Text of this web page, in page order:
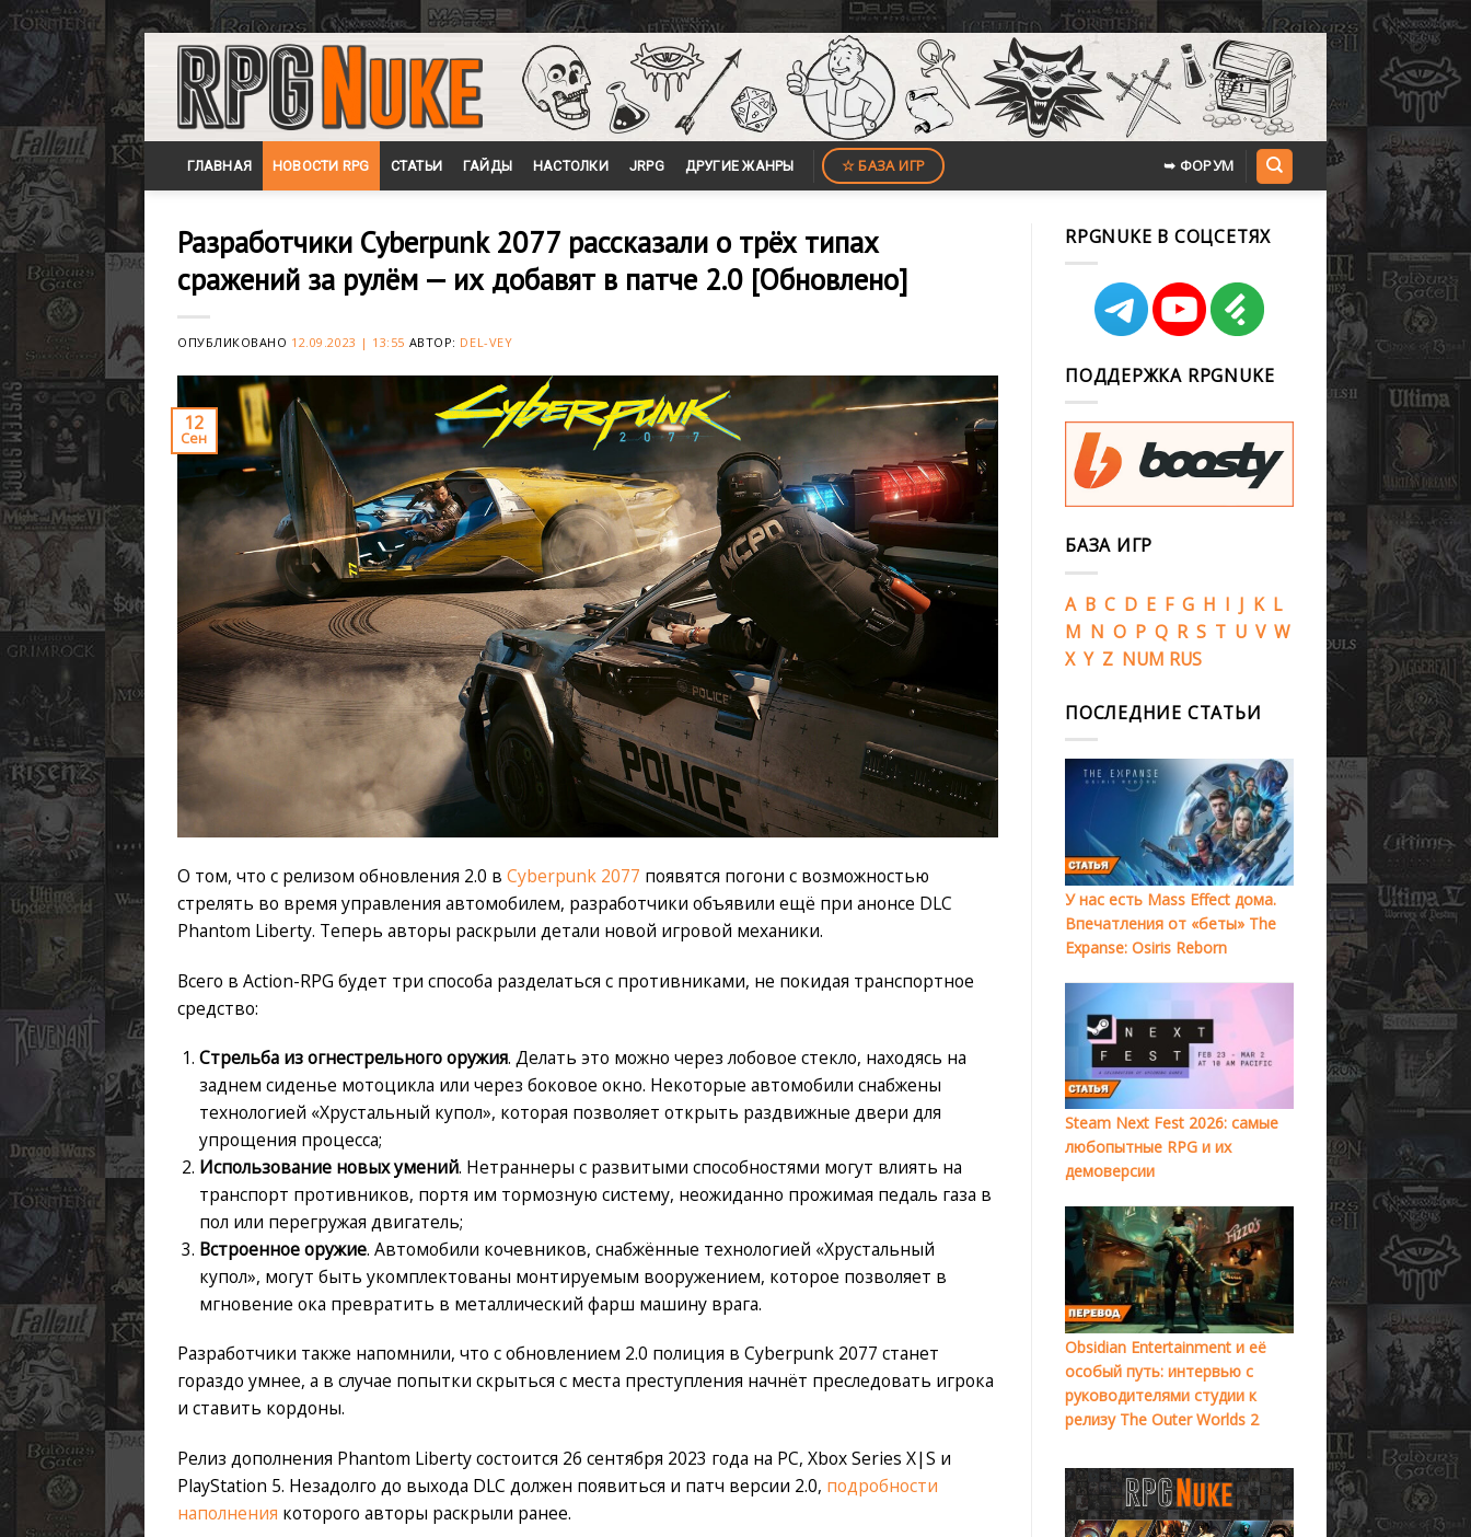
Skip
content
ГЛАВНАЯ НОВОСТИ RPG СТАТЬИ ГАЙДЫ НАСТОЛКИ JRPG ДРУГИЕ ЖАНРЫ ☆ БАЗА ИГР ➥ ФОРУМ
Разработчики Cyberpunk 2077 рассказали о трёх типах
сражений за рулём — их добавят в патче 2.0 [Обновлено]
ОПУБЛИКОВАНО 12.09.2023 | 13:55 АВТОР: DEL-VEY
12
Сен
О том, что с релизом обновления 2.0 в Cyberpunk 2077 появятся погони с возможностью
стрелять во время управления автомобилем, разработчики объявили ещё при анонсе DLC
Phantom Liberty. Теперь авторы раскрыли детали новой игровой механики.
Всего в Action-RPG будет три способа разделаться с противниками, не покидая транспортное
средство:
Стрельба из огнестрельного оружия. Делать это можно через лобовое стекло, находясь на
заднем сиденье мотоцикла или через боковое окно. Некоторые автомобили снабжены
технологией «Хрустальный купол», которая позволяет открыть раздвижные двери для
упрощения процесса;
Использование новых умений. Нетраннеры с развитыми способностями могут влиять на
транспорт противников, портя им тормозную систему, неожиданно прожимая педаль газа в
пол или перегружая двигатель;
Встроенное оружие. Автомобили кочевников, снабжённые технологией «Хрустальный
купол», могут быть укомплектованы монтируемым вооружением, которое позволяет в
мгновение ока превратить в металлический фарш машину врага.
Разработчики также напомнили, что с обновлением 2.0 полиция в Cyberpunk 2077 станет
гораздо умнее, а в случае попытки скрыться с места преступления начнёт преследовать игрока
и ставить кордоны.
Релиз дополнения Phantom Liberty состоится 26 сентября 2023 года на PC, Xbox Series X|S и
PlayStation 5. Незадолго до выхода DLC должен появиться и патч версии 2.0, подробности
наполнения которого авторы раскрыли ранее.
RPGNUKE В СОЦСЕТЯХ
ПОДДЕРЖКА RPGNUKE
БАЗА ИГР
A B C D E F G H I J K L
M N O P Q R S T U V W
X Y Z NUM RUS
ПОСЛЕДНИЕ СТАТЬИ
У нас есть Mass Effect дома.
Впечатления от «беты» The
Expanse: Osiris Reborn
Steam Next Fest 2026: самые
любопытные RPG и их
демоверсии
Obsidian Entertainment и её
особый путь: интервью с
руководителями студии к
релизу The Outer Worlds 2